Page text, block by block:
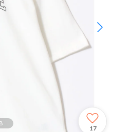
8
17